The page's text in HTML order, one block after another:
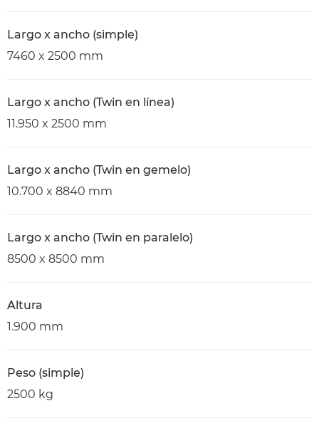
Largo x ancho (simple)
7460 x 2500 mm
Largo x ancho (Twin en línea)
11.950 x 2500 mm
Largo x ancho (Twin en gemelo)
10.700 x 8840 mm
Largo x ancho (Twin en paralelo)
8500 x 8500 mm
Altura
1.900 mm
Peso (simple)
2500 kg